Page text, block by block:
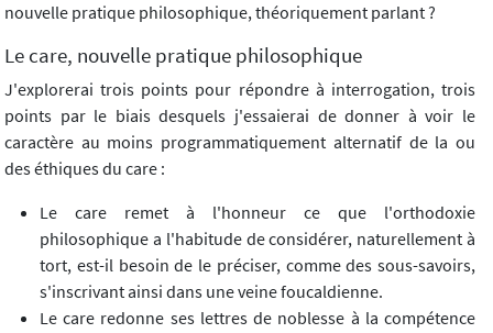
nouvelle pratique philosophique, théoriquement parlant ?
Le care, nouvelle pratique philosophique
J'explorerai trois points pour répondre à interrogation, trois
points par le biais desquels j'essaierai de donner à voir le
caractère au moins programmatiquement alternatif de la ou
des éthiques du care :
Le care remet à l'honneur ce que l'orthodoxie
philosophique a l'habitude de considérer, naturellement à
tort, est-il besoin de le préciser, comme des sous-savoirs,
s'inscrivant ainsi dans une veine foucaldienne.
Le care redonne ses lettres de noblesse à la compétence